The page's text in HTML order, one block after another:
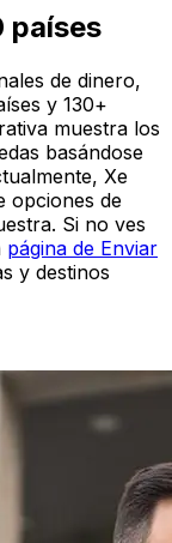
países
de dinero,
y 130+
muestra los
basándose
Xe
opciones de
Si no ves
página de Enviar
y destinos